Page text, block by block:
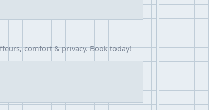
comfort & privacy. Book today!